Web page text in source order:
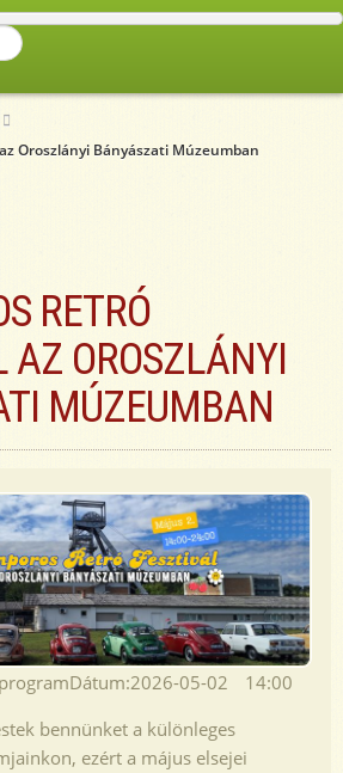
Oroszlányi Bányászati Múzeumban
RETRÓ
AZ OROSZLÁNYI
MÚZEUMBAN
Dátum:2026-05-02
14:00
bennünket a különleges
ezért a május elsejei